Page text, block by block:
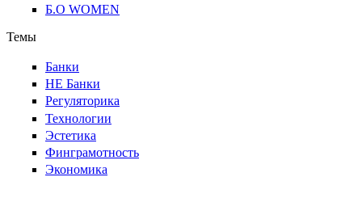
Б.О WOMEN
Темы
Банки
НЕ Банки
Регуляторика
Технологии
Эстетика
Финграмотность
Экономика